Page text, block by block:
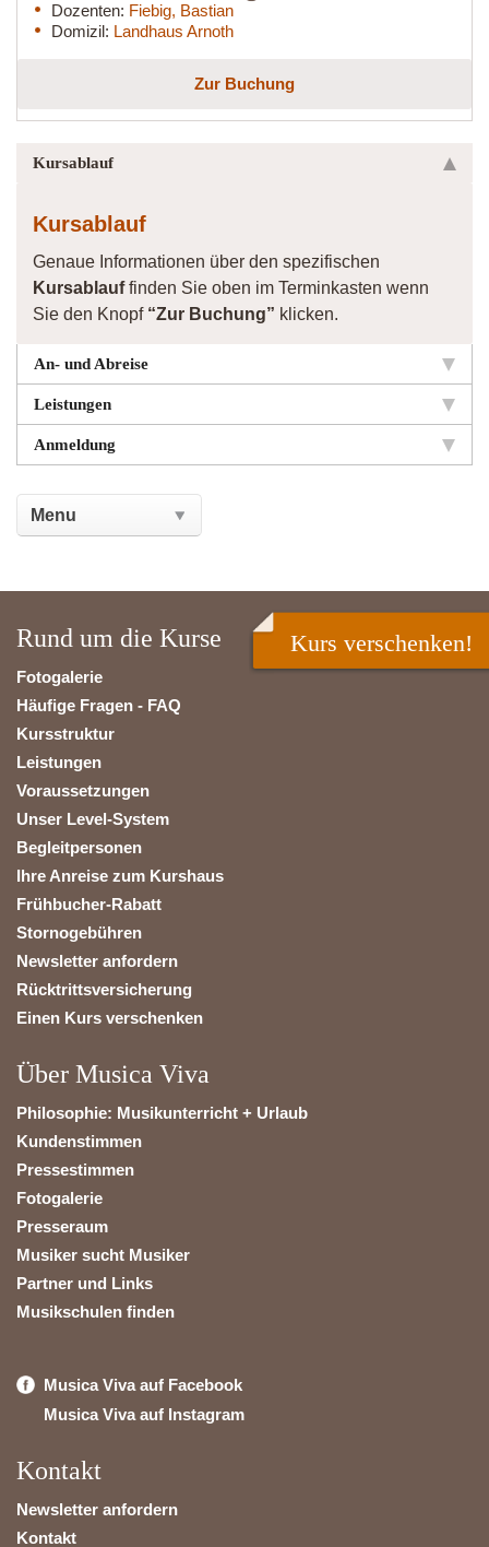
Dozenten: Fiebig, Bastian
Domizil: Landhaus Arnoth
Zur Buchung
Kursablauf
Kursablauf
Genaue Informationen über den spezifischen
Kursablauffinden Sie oben im Terminkasten wenn
Sie den Knopf “Zur Buchung” klicken.
An- und Abreise
Leistungen
Anmeldung
Rund um die Kurse
Fotogalerie
Häufige Fragen - FAQ
Kursstruktur
Leistungen
Voraussetzungen
Unser Level-System
Begleitpersonen
Ihre Anreise zum Kurshaus
Frühbucher-Rabatt
Stornogebühren
Newsletter anfordern
Rücktrittsversicherung
Einen Kurs verschenken
Über Musica Viva
Philosophie: Musikunterricht + Urlaub
Kundenstimmen
Pressestimmen
Fotogalerie
Presseraum
Musiker sucht Musiker
Partner und Links
Musikschulen finden
Musica Viva auf Facebook
Musica Viva auf Instagram
Kontakt
Newsletter anfordern
Kontakt
Kurs verschenken!